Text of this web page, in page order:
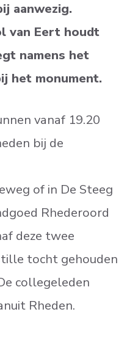
aanwezig.
van Eert houdt
namens het
het monument.
vanaf 19.20
bij de
of in De Steeg
Rhederoord
deze twee
tocht gehouden
collegeleden
Rheden.